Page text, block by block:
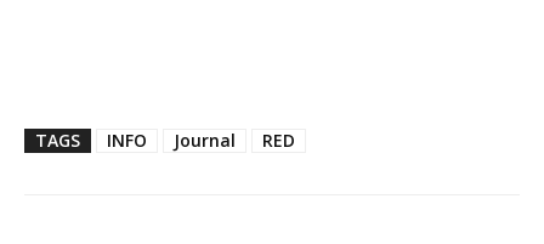
TAGS INFO Journal RED